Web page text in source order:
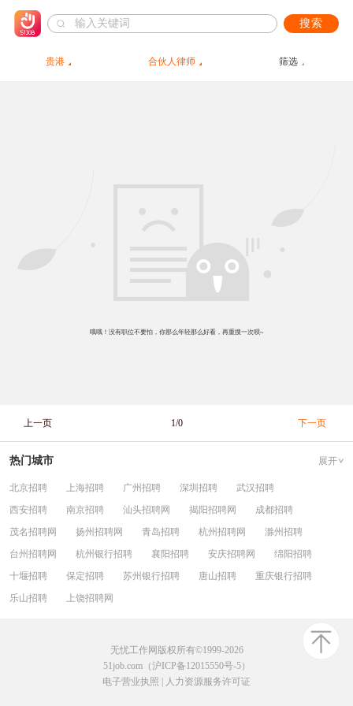
搜索
贵港 合伙人律师 筛选
哦哦！没有职位不要怕，你那么年轻那么好看，再重搜一次呗~
上一页 1/0 下一页
热门城市 展开
北京招聘 上海招聘 广州招聘 深圳招聘
武汉招聘
西安招聘
南京招聘 汕头招聘网 揭阳招聘网
成都招聘
茂名招聘网
扬州招聘网 青岛招聘 杭州招聘网
滁州招聘
台州招聘网
杭州银行招聘 襄阳招聘 安庆招聘网
绵阳招聘
十堰招聘
保定招聘 苏州银行招聘 唐山招聘
重庆银行招聘
乐山招聘
上饶招聘网
无忧工作网版权所有©1999-2026
51job.com（沪ICP备12015550号-5）
电子营业执照
人力资源服务许可证